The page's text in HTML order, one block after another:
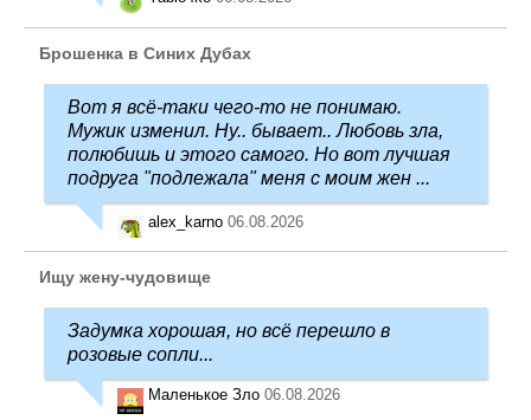
Брошенка в Синих Дубах
Вот я всё-таки чего-то не понимаю.
Мужик изменил. Ну.. бывает.. Любовь зла,
полюбишь и этого самого. Но вот лучшая
подруга "подлежала" меня с моим жен ...
alex_karno 06.08.2026
Ищу жену-чудовище
Задумка хорошая, но всё перешло в
розовые сопли...
Маленькое Зло 06.08.2026